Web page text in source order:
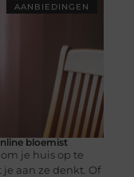
AANBIEDINGEN
bloemist
je huis op te
aan ze denkt. Of